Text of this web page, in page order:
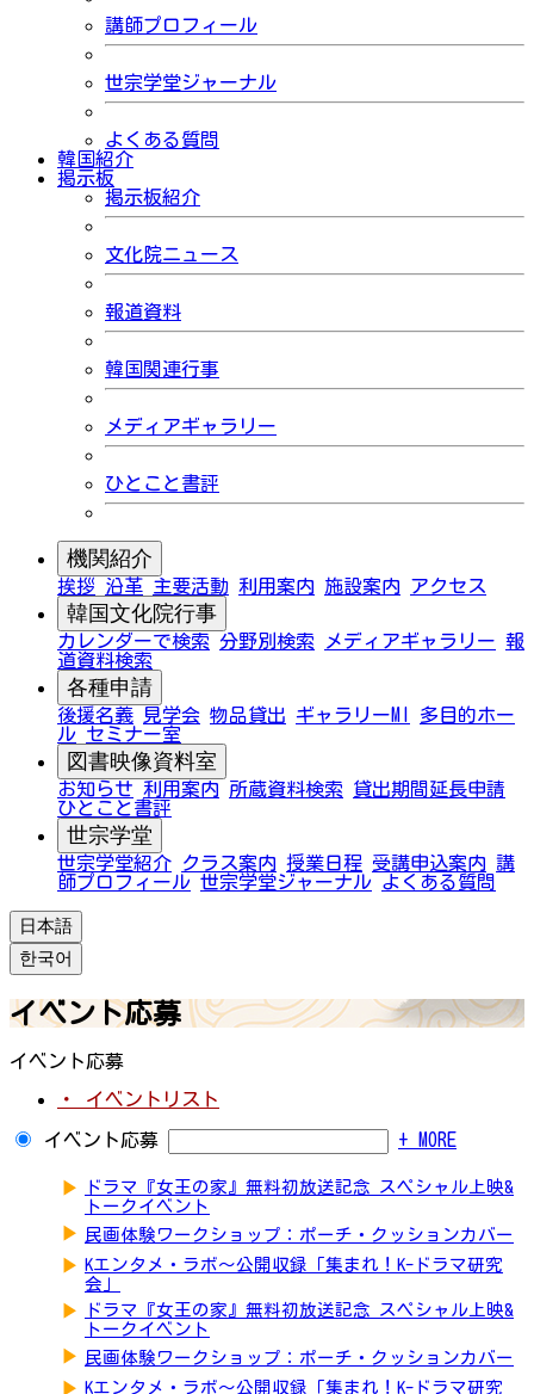
講師プロフィール
世宗学堂ジャーナル
よくある質問
韓国紹介
掲示板
掲示板紹介
文化院ニュース
報道資料
韓国関連行事
メディアギャラリー
ひとこと書評
機関紹介
挨拶 沿革 主要活動 利用案内 施設案内 アクセス
韓国文化院行事
カレンダーで検索 分野別検索 メディアギャラリー 報
道資料検索
各種申請
後援名義 見学会 物品貸出 ギャラリーMI
多目的ホー
ル セミナー室
図書映像資料室
お知らせ 利用案内 所蔵資料検索
貸出期間延長申請
ひとこと書評
世宗学堂
世宗学堂紹介 クラス案内 授業日程 受講申込案内 講
師プロフィール 世宗学堂ジャーナル よくある質問
日本語
한국어
イベント応募
イベント応募
・ イベントリスト
イベント応募 + MORE
▶
ドラマ『女王の家』無料初放送記念 スペシャル上映&
トークイベント
▶ 民画体験ワークショップ：ポーチ・クッションカバー
▶ Kエンタメ・ラボ～公開収録「集まれ！K-ドラマ研究
会」
▶
ドラマ『女王の家』無料初放送記念 スペシャル上映&
トークイベント
▶ 民画体験ワークショップ：ポーチ・クッションカバー
▶ Kエンタメ・ラボ～公開収録「集まれ！K-ドラマ研究